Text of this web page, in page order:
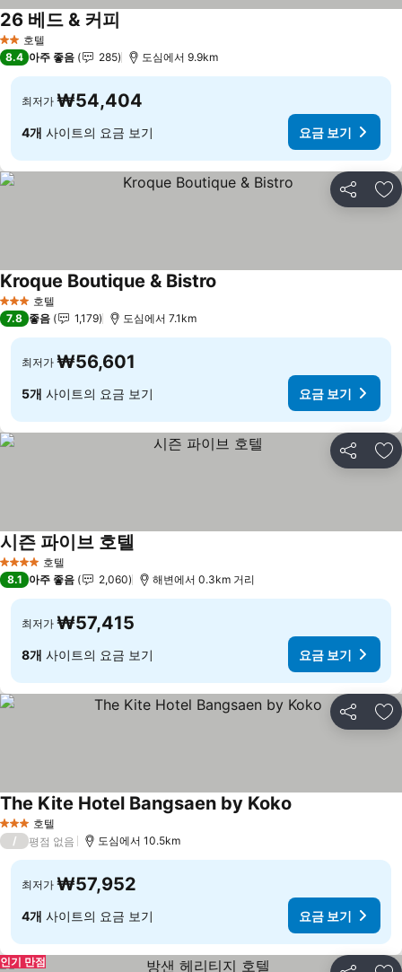
2 성급호텔
26 베드 & 커피
8.4 아주 좋음 285 도심에서 9.9km
최저가 ₩54,404
4개 사이트의 요금 보기 요금 보기
공유 즐
3 성급 호텔
Kroque Boutique & Bistro
7.8 좋음 1,179 도심에서 7.1km
최저가 ₩56,601
5개 사이트의 요금 보기 요금 보기
공유 즐
4 성급 호텔
시즌 파이브 호텔
8.1 아주 좋음 2,060 해변에서 0.3km 거리
최저가 ₩57,415
8개 사이트의 요금 보기 요금 보기
공유 즐
3 성급 호텔
The Kite Hotel Bangsaen by Koko
/ 평점 없음 도심에서 10.5km
최저가 ₩57,952
4개 사이트의 요금 보기 요금 보기
인기 만점